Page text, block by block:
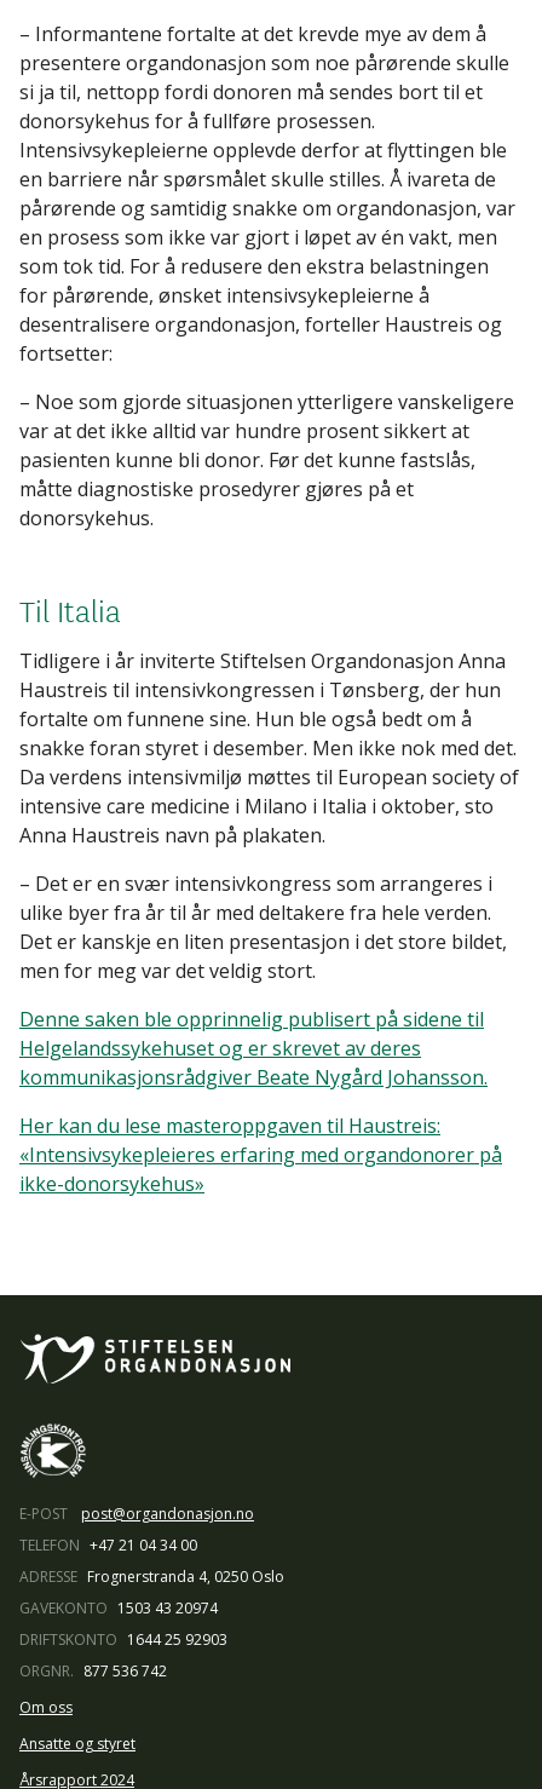
– Informantene fortalte at det krevde mye av dem å
presentere organdonasjon som noe pårørende skulle
si ja til, nettopp fordi donoren må sendes bort til et
donorsykehus for å fullføre prosessen.
Intensivsykepleierne opplevde derfor at flyttingen ble
en barriere når spørsmålet skulle stilles. Å ivareta de
pårørende og samtidig snakke om organdonasjon, var
en prosess som ikke var gjort i løpet av én vakt, men
som tok tid. For å redusere den ekstra belastningen
for pårørende, ønsket intensivsykepleierne å
desentralisere organdonasjon, forteller Haustreis og
fortsetter:
– Noe som gjorde situasjonen ytterligere vanskeligere
var at det ikke alltid var hundre prosent sikkert at
pasienten kunne bli donor. Før det kunne fastslås,
måtte diagnostiske prosedyrer gjøres på et
donorsykehus.
Til Italia
Tidligere i år inviterte Stiftelsen Organdonasjon Anna
Haustreis til intensivkongressen i Tønsberg, der hun
fortalte om funnene sine. Hun ble også bedt om å
snakke foran styret i desember. Men ikke nok med det.
Da verdens intensivmiljø møttes til European society of
intensive care medicine i Milano i Italia i oktober, sto
Anna Haustreis navn på plakaten.
– Det er en svær intensivkongress som arrangeres i
ulike byer fra år til år med deltakere fra hele verden.
Det er kanskje en liten presentasjon i det store bildet,
men for meg var det veldig stort.
Denne saken ble opprinnelig publisert på sidene til
Helgelandssykehuset og er skrevet av deres
kommunikasjonsrådgiver Beate Nygård Johansson.
Her kan du lese masteroppgaven til Haustreis:
«Intensivsykepleieres erfaring med organdonorer på
ikke-donorsykehus»
E-POST
post@organdonasjon.no
TELEFON +47 21 04 34 00
ADRESSE Frognerstranda 4, 0250 Oslo
GAVEKONTO 1503 43 20974
DRIFTSKONTO 1644 25 92903
ORGNR. 877 536 742
Om oss
Ansatte og styret
Årsrapport 2024